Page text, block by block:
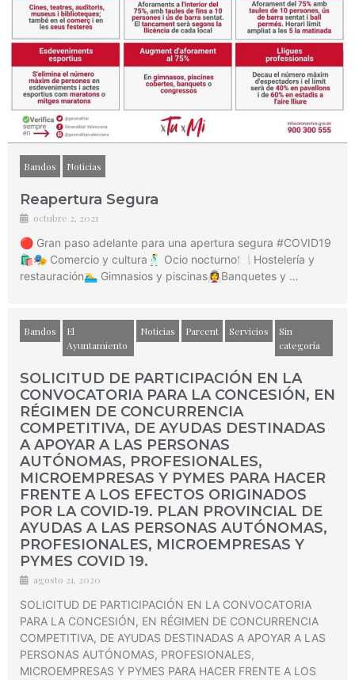
Bandos Noticias
Reapertura Segura
octubre 2, 2021
🔴 Gran paso adelante para una apertura segura #COVID19
🛍🎭 Comercio y cultura🕺 Ocio nocturno🍽 Hostelería y
restauración🏊‍♂️ Gimnasios y piscinas👰‍♀️Banquetes y …
Bandos
El
Ayuntamiento
Noticias Parcent Servicios
Sin
categoría
SOLICITUD DE PARTICIPACIÓN EN LA
CONVOCATORIA PARA LA CONCESIÓN, EN
RÉGIMEN DE CONCURRENCIA
COMPETITIVA, DE AYUDAS DESTINADAS
A APOYAR A LAS PERSONAS
AUTÓNOMAS, PROFESIONALES,
MICROEMPRESAS Y PYMES PARA HACER
FRENTE A LOS EFECTOS ORIGINADOS
POR LA COVID-19. PLAN PROVINCIAL DE
AYUDAS A LAS PERSONAS AUTÓNOMAS,
PROFESIONALES, MICROEMPRESAS Y
PYMES COVID 19.
agosto 21, 2020
SOLICITUD DE PARTICIPACIÓN EN LA CONVOCATORIA
PARA LA CONCESIÓN, EN RÉGIMEN DE CONCURRENCIA
COMPETITIVA, DE AYUDAS DESTINADAS A APOYAR A LAS
PERSONAS AUTÓNOMAS, PROFESIONALES,
MICROEMPRESAS Y PYMES PARA HACER FRENTE A LOS